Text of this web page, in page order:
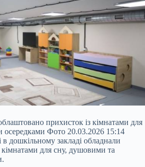
прихисток із кімнатами для
осередками Фото 20.03.2026 15:14
дошкільному закладі обладнали
для сну, душовими та